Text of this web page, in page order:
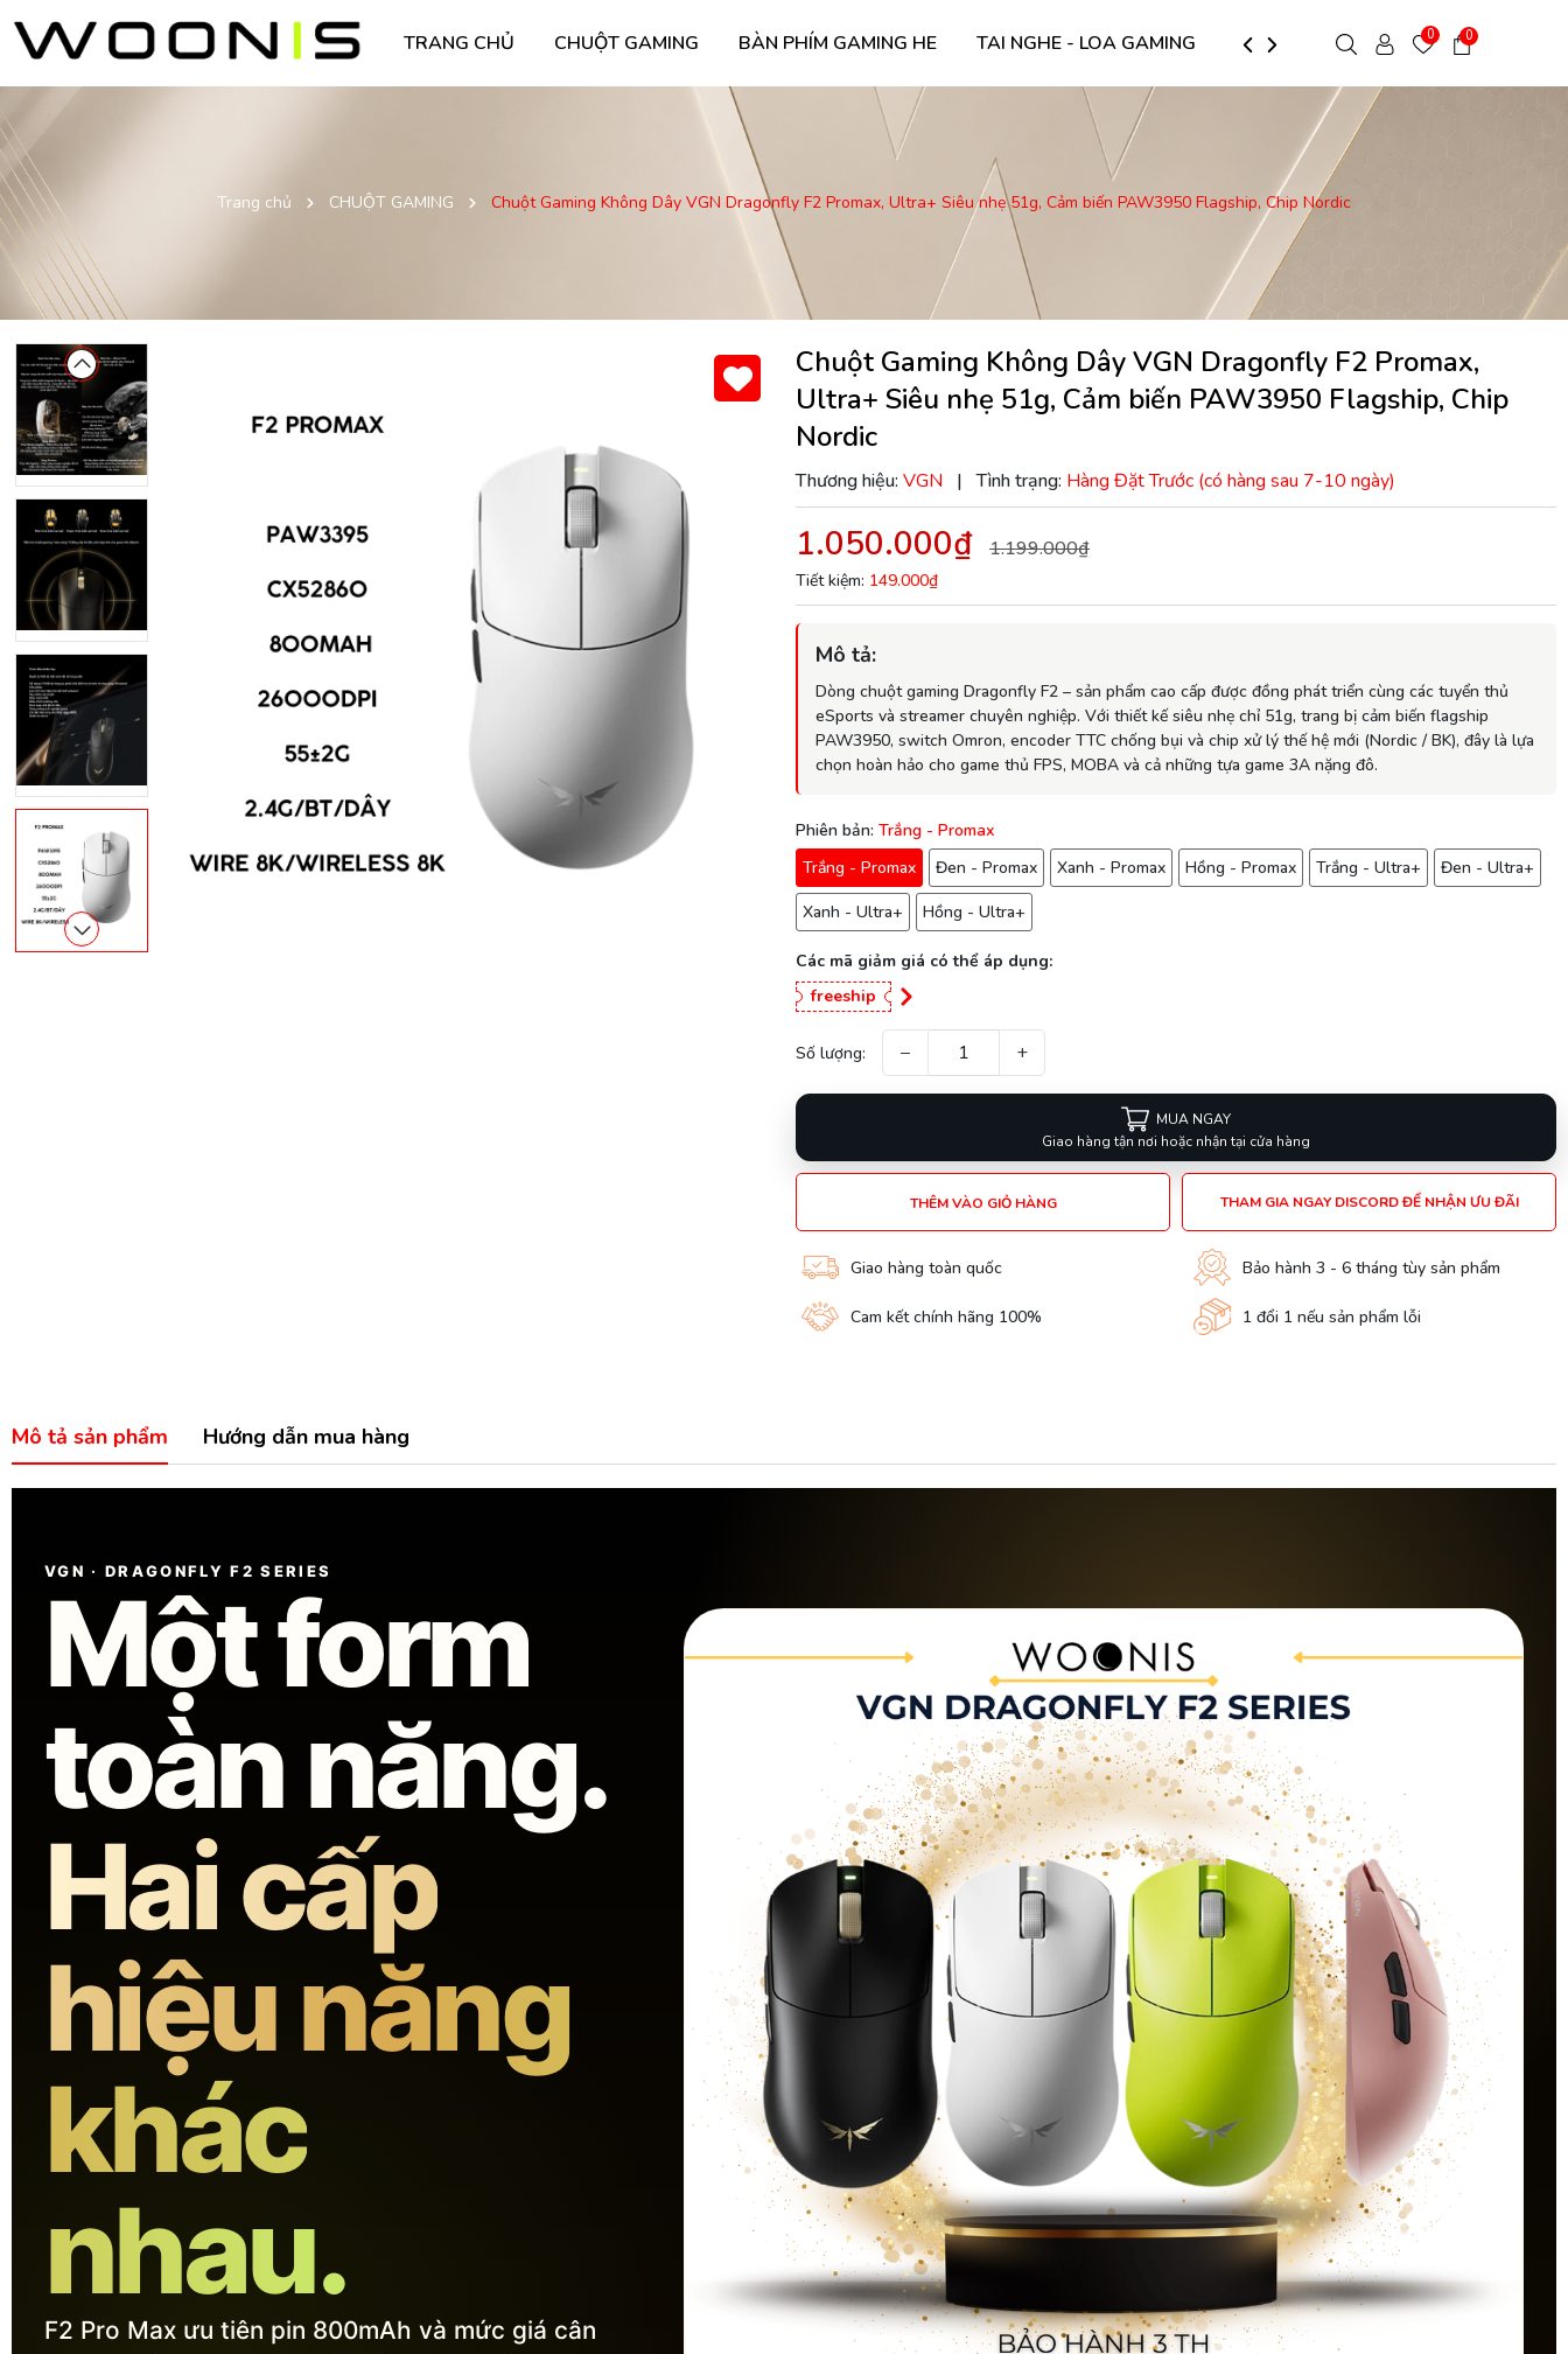
TRANG CHỦ CHUỘT GAMING BÀN PHÍM GAMING HE TAI NGHE - LOA GAMING LÓT CHUỘT GAMING ARM MÀNH
0 0
Trang chủ CHUỘT GAMING Chuột Gaming Không Dây VGN Dragonfly F2 Promax, Ultra+ Siêu nhẹ 51g, Cảm biến PAW3950 Flagship, Chip Nordic
Chuột Gaming Không Dây VGN Dragonfly F2 Promax,
Ultra+ Siêu nhẹ 51g, Cảm biến PAW3950 Flagship, Chip
Nordic
Thương hiệu: VGN | Tình trạng: Hàng Đặt Trước (có hàng sau 7-10 ngày)
1.050.000₫ 1.199.000₫
Tiết kiệm: 149.000₫
Mô tả:
Dòng chuột gaming Dragonfly F2 – sản phẩm cao cấp được đồng phát triển cùng các tuyển thủ
eSports và streamer chuyên nghiệp. Với thiết kế siêu nhẹ chỉ 51g, trang bị cảm biến flagship
PAW3950, switch Omron, encoder TTC chống bụi và chip xử lý thế hệ mới (Nordic / BK), đây là lựa
chọn hoàn hảo cho game thủ FPS, MOBA và cả những tựa game 3A nặng đô.
Phiên bản: Trắng - Promax
Trắng - Promax
Đen - Promax Xanh - Promax Hồng - Promax Trắng - Ultra+
Đen - Ultra+
Xanh - Ultra+
Hồng - Ultra+
Các mã giảm giá có thể áp dụng:
freeship
Số lượng: − +
MUA NGAY
Giao hàng tận nơi hoặc nhận tại cửa hàng
THÊM VÀO GIỎ HÀNG THAM GIA NGAY DISCORD ĐỂ NHẬN ƯU ĐÃI
Giao hàng toàn quốc Bảo hành 3 - 6 tháng tùy sản phẩm
Cam kết chính hãng 100% 1 đổi 1 nếu sản phẩm lỗi
Mô tả sản phẩm Hướng dẫn mua hàng
VGN · DRAGONFLY F2 SERIES
Một form
toàn năng.
Hai cấp
hiệu năng
khác
nhau.
F2 Pro Max ưu tiên pin 800mAh và mức giá cân